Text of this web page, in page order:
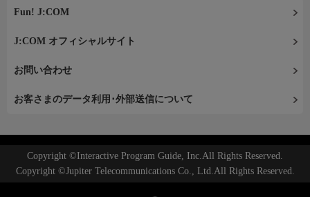
Fun! J:COM
J:COM オフィシャルサイト
お問い合わせ
お客さまのデータ利用･外部送信について
Copyright ©Interactive Program Guide, Inc.All Rights Reserved.
Copyright ©Jupiter Telecommunications Co., Ltd.All Rights Reserved.